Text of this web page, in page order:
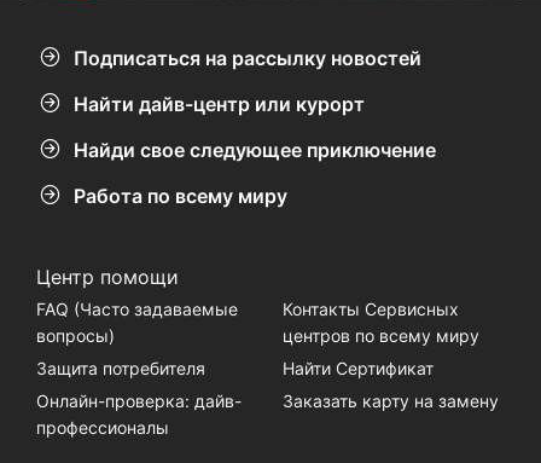
Подписаться на рассылку новостей
Найти дайв-центр или курорт
Найди свое следующее приключение
Работа по всему миру
Центр помощи
FAQ (Часто задаваемые
вопросы)
Контакты Сервисных
центров по всему миру
Защита потребителя
Найти Сертификат
Онлайн-проверка: дайв-
профессионалы
Заказать карту на замену